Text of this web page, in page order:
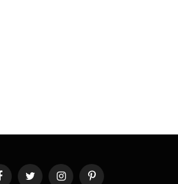
Twitter InstagramPinterest